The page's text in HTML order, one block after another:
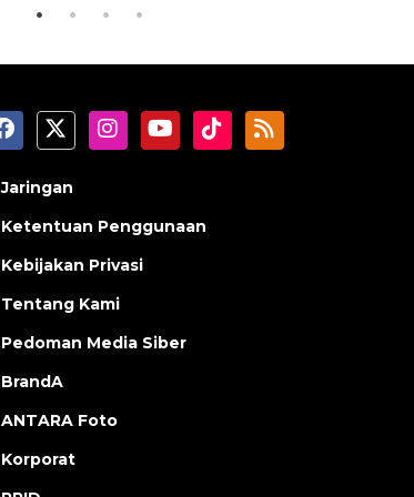
Jaringan
Ketentuan Penggunaan
Kebijakan Privasi
Tentang Kami
Pedoman Media Siber
BrandA
ANTARA Foto
Korporat